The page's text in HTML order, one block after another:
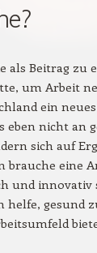
als Beitrag zu
um Arbeit
ein
eben nicht an
sich auf
brauche eine
und innovativ
gesund